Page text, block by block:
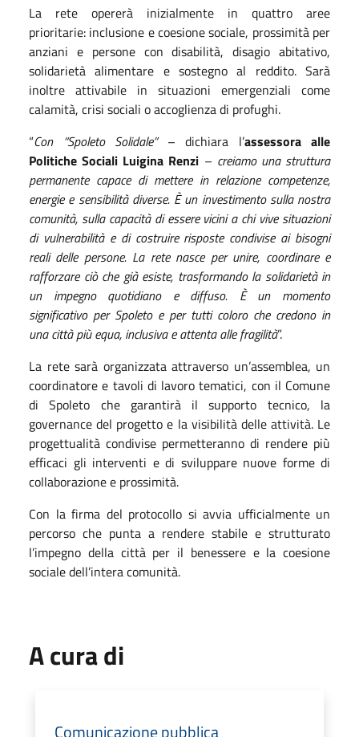
La rete opererà inizialmente in quattro aree
prioritarie: inclusione e coesione sociale, prossimità per
anziani e persone con disabilità, disagio abitativo,
solidarietà alimentare e sostegno al reddito. Sarà
inoltre attivabile in situazioni emergenziali come
calamità, crisi sociali o accoglienza di profughi.
“Con “Spoleto Solidale”– dichiara l’assessora alle
Politiche Sociali Luigina Renzi – creiamo una struttura
permanente capace di mettere in relazione competenze,
energie e sensibilità diverse. È un investimento sulla nostra
comunità, sulla capacità di essere vicini a chi vive situazioni
di vulnerabilità e di costruire risposte condivise ai bisogni
reali delle persone. La rete nasce per unire, coordinare e
rafforzare ciò che già esiste, trasformando la solidarietà in
un impegno quotidiano e diffuso. È un momento
significativo per Spoleto e per tutti coloro che credono in
una città più equa, inclusiva e attenta alle fragilità”.
La rete sarà organizzata attraverso un’assemblea, un
coordinatore e tavoli di lavoro tematici, con il Comune
di Spoleto che garantirà il supporto tecnico, la
governance del progetto e la visibilità delle attività. Le
progettualità condivise permetteranno di rendere più
efficaci gli interventi e di sviluppare nuove forme di
collaborazione e prossimità.
Con la firma del protocollo si avvia ufficialmente un
percorso che punta a rendere stabile e strutturato
l’impegno della città per il benessere e la coesione
sociale dell’intera comunità.
A cura di
Comunicazione pubblica